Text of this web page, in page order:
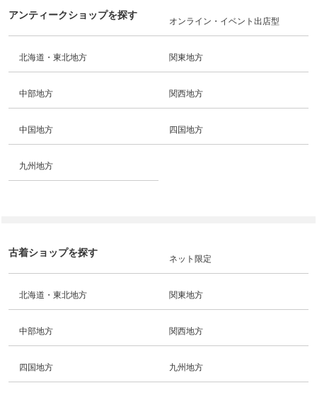
アンティークショップを探す
オンライン・イベント出店型
北海道・東北地方 関東地方
中部地方 関西地方
中国地方 四国地方
九州地方
古着ショップを探す
ネット限定
北海道・東北地方 関東地方
中部地方 関西地方
四国地方 九州地方